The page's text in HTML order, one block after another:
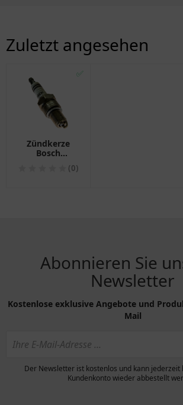
Zuletzt angesehen
✅
Zündkerze
Bosch
(0)
Abonnieren Sie
Newsletter
Kostenlose exklusive Angebote und
Mail
Der Newsletter ist kostenlos und kann
Kundenkonto wieder abbestellt